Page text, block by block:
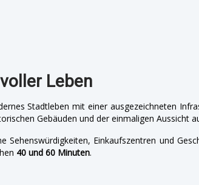
Leben
Stadtleben mit einer ausgezeichneten
Gebäuden und der einmaligen Aussicht
Einkaufszentren und
40 und 60 Minuten.